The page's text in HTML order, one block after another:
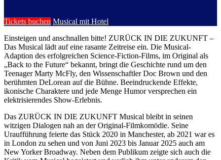
Tickets buchen Musical mit Hotel
Einsteigen und anschnallen bitte! ZURÜCK IN DIE ZUKUNFT –
Das Musical lädt auf eine rasante Zeitreise ein. Die Musical-
Adaption des erfolgreichen Science-Fiction-Films, im Original als
„Back to the Future“ bekannt, bringt die Geschichte rund um den
Teenager Marty McFly, den Wissenschaftler Doc Brown und den
berühmten DeLorean auf die Bühne. Beeindruckende Effekte,
ikonische Charaktere und jede Menge Humor versprechen ein
elektrisierendes Show-Erlebnis.
Das ZURÜCK IN DIE ZUKUNFT Musical bleibt in seinen
witzigen Dialogen nah an der Original-Filmkomödie. Seine
Uraufführung feierte das Stück 2020 in Manchester, ab 2021 war es
in London zu sehen und von Juni 2023 bis Januar 2025 auch am
New Yorker Broadway. Neben dem Publikum zeigte sich auch die